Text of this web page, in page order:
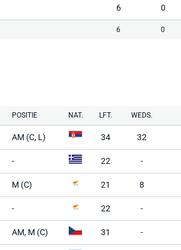
6 0
6 0
POSITIE NAT. LFT. WEDS.
AM (C, L) 34 32
- 22 -
M (C) 21 8
- 22 -
AM, M (C) 31 -